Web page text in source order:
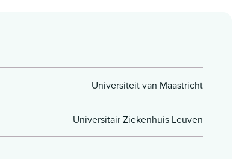
Universiteit van Maastricht
Universitair Ziekenhuis Leuven